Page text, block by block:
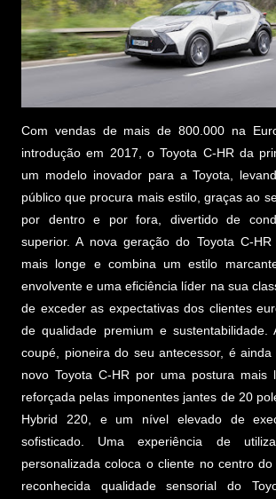
Com vendas de mais de 800.000 na
introdução em 2017, o Toyota C-HR da
um modelo inovador para a Toyota,
público que procura mais estilo, graças ao
por dentro e por fora, divertido de
superior. A nova geração do Toyota C-
mais longe e combina um estilo
envolvente e uma eficiência líder na sua
de exceder as expectativas dos clientes
de qualidade premium e sustentabilidade.
coupé, pioneira do seu antecessor, é
novo Toyota C-HR por uma postura mais
reforçada pelas imponentes jantes de 20
Hybrid 220, e um nível elevado de
sofisticado. Uma experiência de
personalizada coloca o cliente no centro
reconhecida qualidade sensorial do